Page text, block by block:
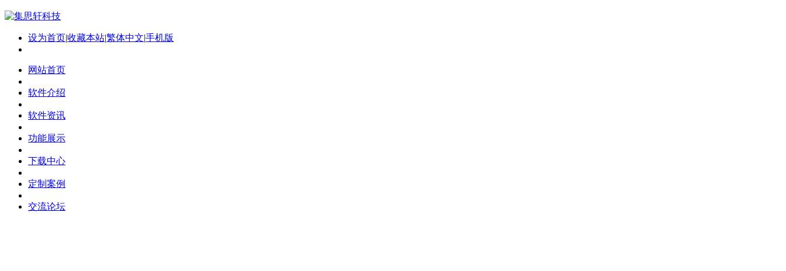
设为首页|收藏本站|繁体中文|手机版
网站首页
软件介绍
软件资讯
功能展示
下载中心
定制案例
交流论坛